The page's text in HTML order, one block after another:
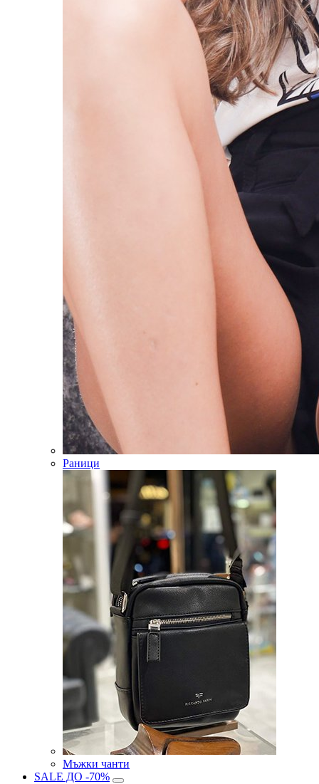
Раници
Мъжки чанти
SALE ДО -70%